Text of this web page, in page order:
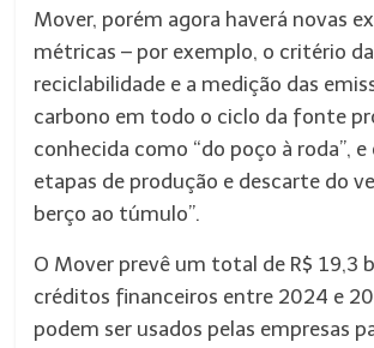
Mover, porém agora haverá novas
métricas – por exemplo, o critério da
reciclabilidade e a medição das
carbono em todo o ciclo da fonte
conhecida como “do poço à roda”,
etapas de produção e descarte do
berço ao túmulo”.
O Mover prevê um total de R$ 19,3
créditos financeiros entre 2024 e
podem ser usados pelas empresas